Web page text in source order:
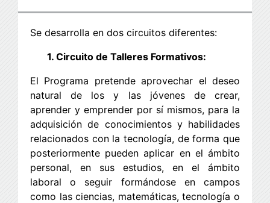
Se desarrolla en dos circuitos diferentes:
1. Circuito de Talleres Formativos:
El Programa pretende aprovechar el deseo
natural de los y las jóvenes de crear,
aprender y emprender por sí mismos, para la
adquisición de conocimientos y habilidades
relacionados con la tecnología, de forma que
posteriormente pueden aplicar en el ámbito
personal, en sus estudios, en el ámbito
laboral o seguir formándose en campos
como las ciencias, matemáticas, tecnología o